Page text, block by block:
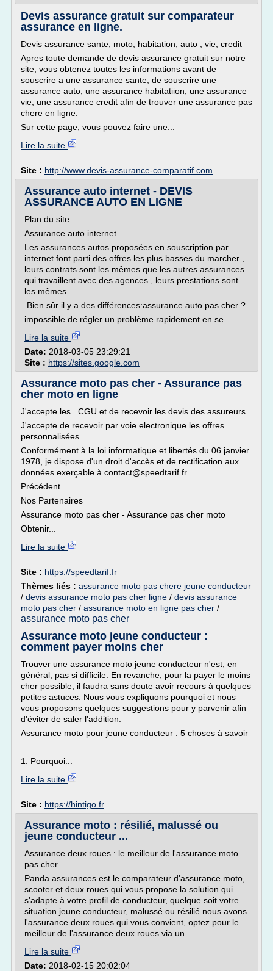
Devis assurance gratuit sur comparateur
assurance en ligne.
Devis assurance sante, moto, habitation, auto , vie, credit
Apres toute demande de devis assurance gratuit sur notre
site, vous obtenez toutes les informations avant de
souscrire a une assurance sante, de souscrire une
assurance auto, une assurance habitatiion, une assurance
vie, une assurance credit afin de trouver une assurance pas
chere en ligne.
Sur cette page, vous pouvez faire une...
Lire la suite
Site : http://www.devis-assurance-comparatif.com
Assurance auto internet - DEVIS
ASSURANCE AUTO EN LIGNE
Plan du site
Assurance auto internet
Les assurances autos proposées en souscription par
internet font parti des offres les plus basses du marcher ,
leurs contrats sont les mêmes que les autres assurances
qui travaillent avec des agences , leurs prestations sont
les mêmes.
Bien sûr il y a des différences:assurance auto pas cher ?
impossible de régler un problème rapidement en se...
Lire la suite
Date: 2018-03-05 23:29:21
Site : https://sites.google.com
Assurance moto pas cher - Assurance pas
cher moto en ligne
J'accepte les CGU et de recevoir les devis des assureurs.
J'accepte de recevoir par voie electronique les offres
personnalisées.
Conformément à la loi informatique et libertés du 06 janvier
1978, je dispose d'un droit d'accès et de rectification aux
données exerçable à contact@speedtarif.fr
Précédent
Nos Partenaires
Assurance moto pas cher - Assurance pas cher moto
Obtenir...
Lire la suite
Site : https://speedtarif.fr
Thèmes liés : assurance moto pas chere jeune conducteur
/ devis assurance moto pas cher ligne / devis assurance
moto pas cher / assurance moto en ligne pas cher /
assurance moto pas cher
Assurance moto jeune conducteur :
comment payer moins cher
Trouver une assurance moto jeune conducteur n'est, en
général, pas si difficile. En revanche, pour la payer le moins
cher possible, il faudra sans doute avoir recours à quelques
petites astuces. Nous vous expliquons pourquoi et nous
vous proposons quelques suggestions pour y parvenir afin
d'éviter de saler l'addition.
Assurance moto pour jeune conducteur : 5 choses à savoir
1. Pourquoi...
Lire la suite
Site : https://hintigo.fr
Assurance moto : résilié, malussé ou
jeune conducteur ...
Assurance deux roues : le meilleur de l'assurance moto
pas cher
Panda assurances est le comparateur d'assurance moto,
scooter et deux roues qui vous propose la solution qui
s'adapte à votre profil de conducteur, quelque soit votre
situation jeune conducteur, malussé ou résilié nous avons
l'assurance deux roues qui vous convient, optez pour le
meilleur de l'assurance deux roues via un...
Lire la suite
Date: 2018-02-15 20:02:04